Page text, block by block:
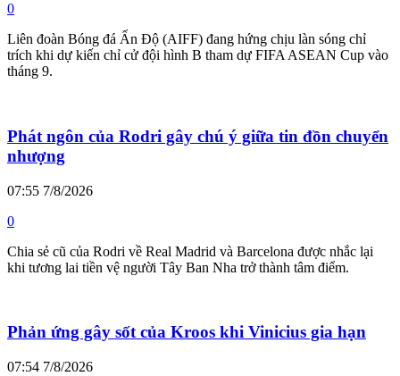
0
Liên đoàn Bóng đá Ấn Độ (AIFF) đang hứng chịu làn sóng chỉ
trích khi dự kiến chỉ cử đội hình B tham dự FIFA ASEAN Cup vào
tháng 9.
Phát ngôn của Rodri gây chú ý giữa tin đồn chuyển
nhượng
07:55 7/8/2026
0
Chia sẻ cũ của Rodri về Real Madrid và Barcelona được nhắc lại
khi tương lai tiền vệ người Tây Ban Nha trở thành tâm điểm.
Phản ứng gây sốt của Kroos khi Vinicius gia hạn
07:54 7/8/2026